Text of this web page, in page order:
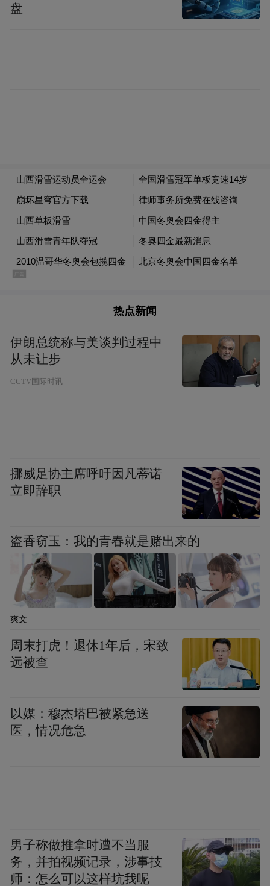
盘
热点新闻
伊朗总统称与美谈判过程中
从未让步
CCTV国际时讯
挪威足协主席呼吁因凡蒂诺
立即辞职
盗香窃玉：我的青春就是赌出来的
爽文
周末打虎！退休1年后，宋致
远被查
以媒：穆杰塔巴被紧急送
医，情况危急
男子称做推拿时遭不当服
务，并拍视频记录，涉事技
师：怎么可以这样坑我呢